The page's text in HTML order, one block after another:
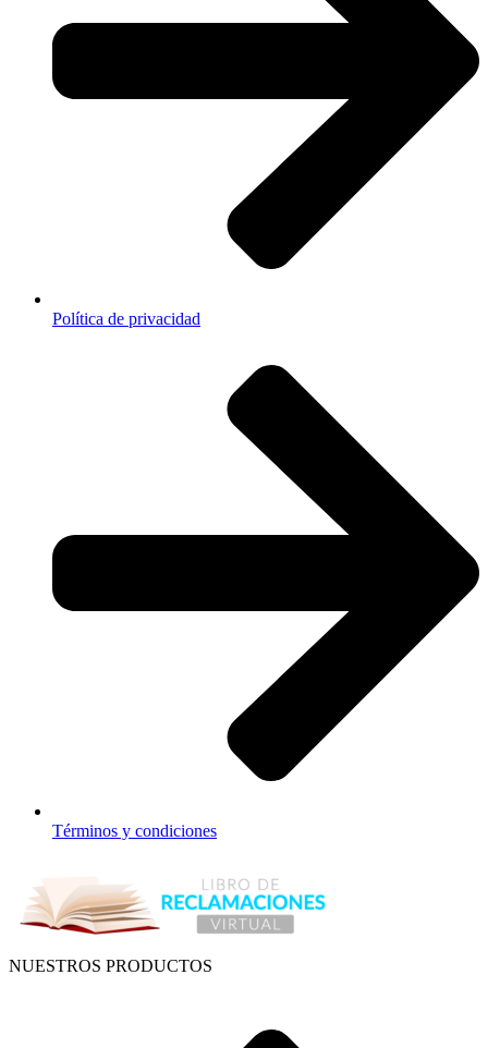
Política de privacidad
Términos y condiciones
NUESTROS PRODUCTOS